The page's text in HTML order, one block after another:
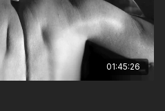
01:45:26